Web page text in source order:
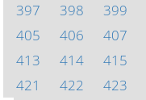
397
398 399
405
406 407
413
414 415
421
422 423